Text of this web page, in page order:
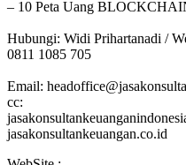
– 10 Peta Uang
Hubungi: Widi Prihartanadi /
0811 1085 705
Email:
cc:
jasakonsultankeuangan.co.id